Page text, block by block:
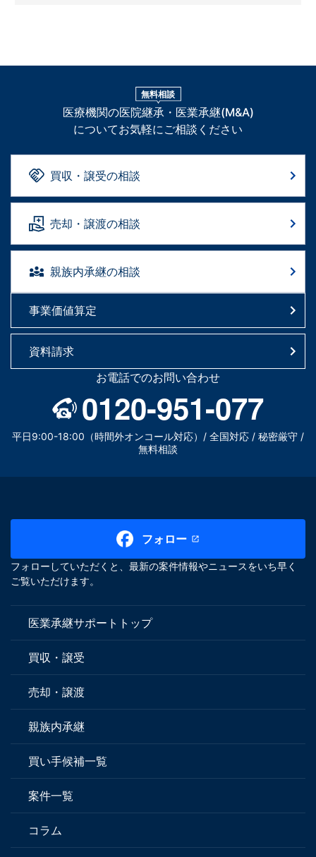
無料相談
医療機関の医院継承・医業承継(M&A)
についてお気軽にご相談ください
買収・譲受の相談
売却・譲渡の相談
親族内承継の相談
事業価値算定
資料請求
お電話でのお問い合わせ
0120-951-077
平日9:00-18:00（時間外オンコール対応）/ 全国対応 / 秘密厳守 /
無料相談
フォロー
フォローしていただくと、最新の案件情報やニュースをいち早く
ご覧いただけます。
医業承継サポートトップ
買収・譲受
売却・譲渡
親族内承継
買い手候補一覧
案件一覧
コラム